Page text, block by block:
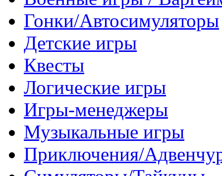
Гонки/Автосимуляторы
Детские игры
Квесты
Логические игры
Игры-менеджеры
Музыкальные игры
Приключения/